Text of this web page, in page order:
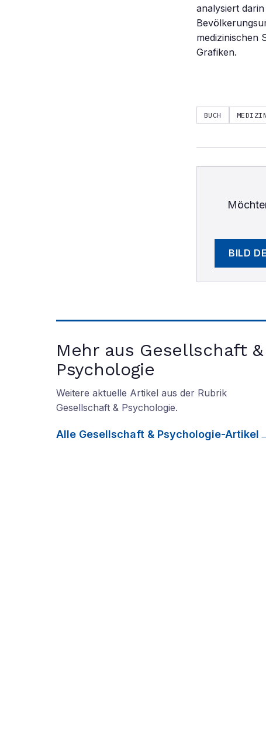
analysiert
medizinischen
Grafiken.
BUCH
BILD
Mehr aus Gesellschaft &
Psychologie
Weitere aktuelle Artikel aus der Rubrik
Gesellschaft & Psychologie.
Alle Gesellschaft & Psychologie-Artikel